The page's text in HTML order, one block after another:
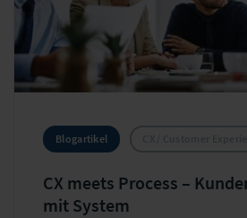
Blogartikel
CX meets Process –
mit System